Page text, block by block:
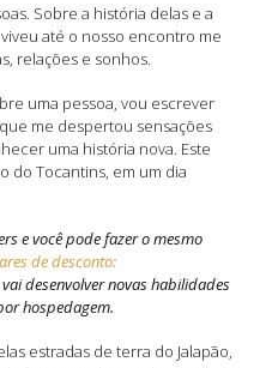
Sobre a história delas e a
até o nosso encontro me
relações e sonhos.
uma pessoa, vou escrever
que me despertou sensações
uma história nova. Este
do Tocantins, em um dia
e você pode fazer o mesmo
de desconto:
vai desenvolver novas habilidades
hospedagem.
estradas de terra do Jalapão,